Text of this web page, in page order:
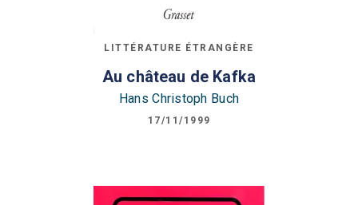
LITTÉRATURE ÉTRANGÈRE
Au château de Kafka
Hans Christoph Buch
17/11/1999